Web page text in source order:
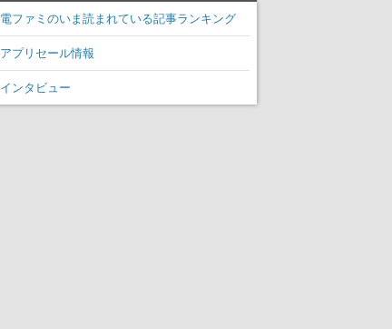
電ファミのいま読まれている記事ランキング
アプリセール情報
インタビュー